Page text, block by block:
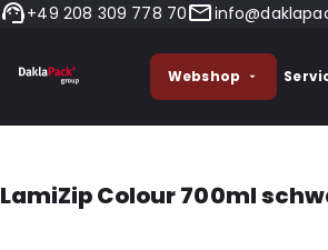
+49 208 309 778 70
Webshop
LamiZip Colour 700ml